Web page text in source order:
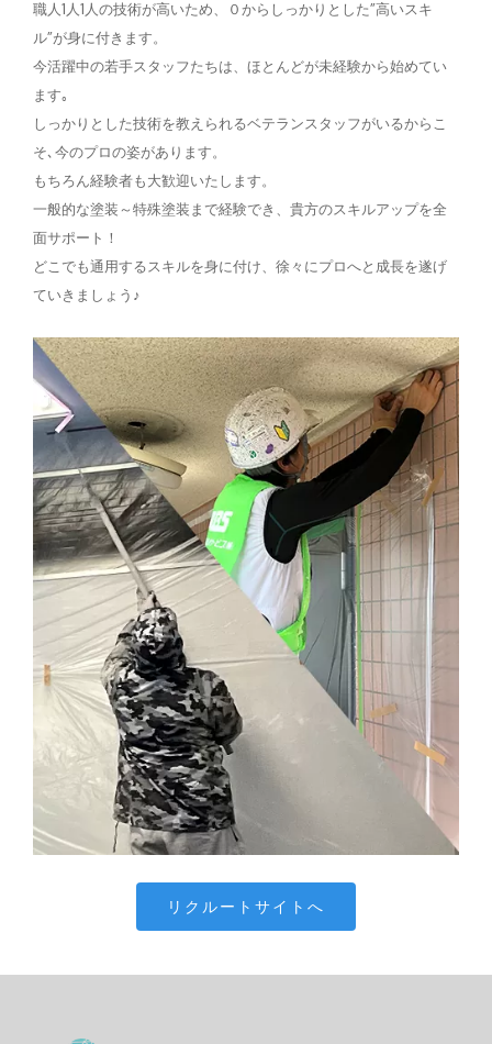
職人1人1人の技術が高いため、０からしっかりとした”高いスキ
ル”が身に付きます。
今活躍中の若手スタッフたちは、ほとんどが未経験から始めてい
ます｡
しっかりとした技術を教えられるベテランスタッフがいるからこ
そ､今のプロの姿があります。
もちろん経験者も大歓迎いたします。
一般的な塗装～特殊塗装まで経験でき、貴方のスキルアップを全
面サポート！
どこでも通用するスキルを身に付け、徐々にプロへと成長を遂げ
ていきましょう♪
リクルートサイトへ